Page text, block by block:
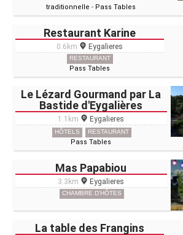
traditionnelle - Pass Tables
Restaurant Karine
0.6km Eygalieres
RESTAURANT
Pass Tables
Le Lézard Gourmand par La
Bastide d'Eygalières
1.1km Eygalieres
HÔTELS RESTAURANT
Pass Tables
Mas Papabiou
3.3km Eygalieres
CHAMBRE D'HÔTES
La table des Frangins